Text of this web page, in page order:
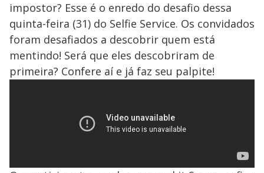
impostor? Esse é o enredo do desafio dessa
quinta-feira (31) do Selfie Service. Os convidados
foram desafiados a descobrir quem está
mentindo! Será que eles descobriram de
primeira? Confere aí e já faz seu palpite!